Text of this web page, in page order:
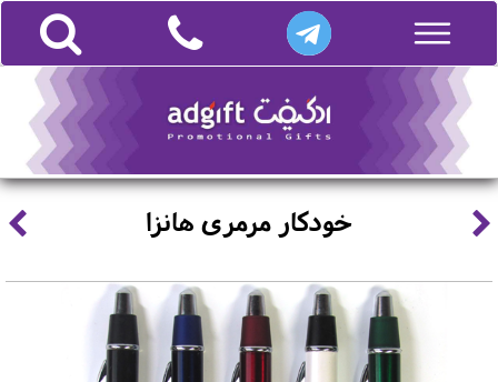
خودکار مرمری هانزا